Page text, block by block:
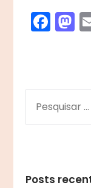
POR:
Posts